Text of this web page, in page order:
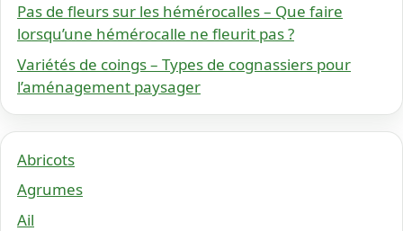
Pas de fleurs sur les hémérocalles – Que faire
lorsqu’une hémérocalle ne fleurit pas ?
Variétés de coings – Types de cognassiers pour
l’aménagement paysager
Abricots
Agrumes
Ail